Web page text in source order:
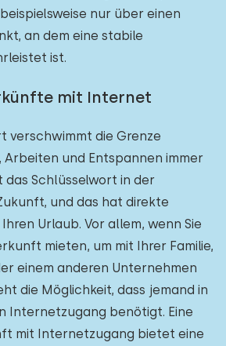
nur über einen
an dem eine stabile
ist.
mit Internet
verschwimmt die Grenze
Arbeiten und Entspannen immer
das Schlüsselwort in der
und das hat direkte
Urlaub. Vor allem, wenn Sie
mieten, um mit Ihrer Familie,
einem anderen Unternehmen
die Möglichkeit, dass jemand in
Internetzugang benötigt. Eine
mit Internetzugang bietet eine